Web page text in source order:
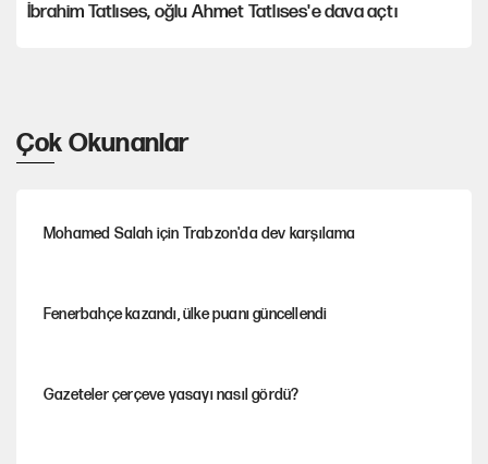
İbrahim Tatlıses, oğlu Ahmet Tatlıses'e dava açtı
Çok Okunanlar
Mohamed Salah için Trabzon'da dev karşılama
Fenerbahçe kazandı, ülke puanı güncellendi
Gazeteler çerçeve yasayı nasıl gördü?